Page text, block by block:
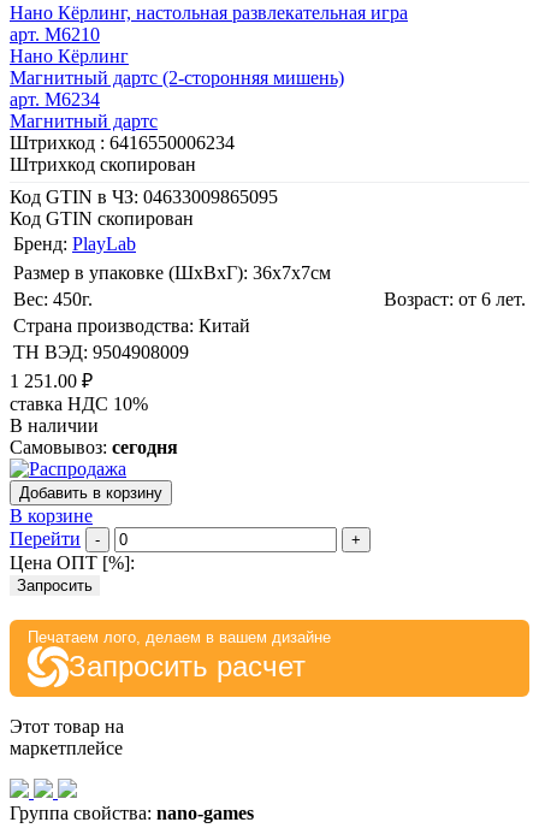
Нано Кёрлинг, настольная развлекательная игра
арт. M6210
Нано Кёрлинг
Магнитный дартс (2-сторонняя мишень)
арт. M6234
Магнитный дартс
Штрихкод : 6416550006234
Штрихкод скопирован
Код GTIN в ЧЗ: 04633009865095
Код GTIN скопирован
Бренд: PlayLab
Размер в упаковке (ШхВxГ): 36х7х7cм
Вес: 450г.
Возраст: от 6 лет.
Страна производства: Китай
ТН ВЭД: 9504908009
1 251.00 ₽
ставка НДС 10%
В наличии
Самовывоз: сегодня
Добавить в корзину
В корзине
Перейти
- +
Цена ОПТ [%]:
Запросить
Печатаем лого, делаем в вашем дизайне
Запросить расчет
Этот товар на
маркетплейсе
Группа свойства: nano-games